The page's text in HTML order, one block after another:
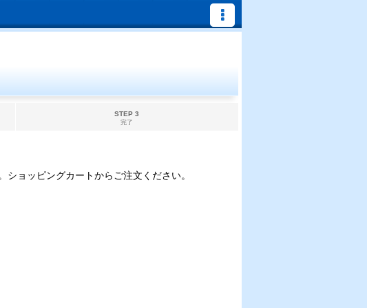
STEP 3
完了
ョッピングカートからご注文ください。